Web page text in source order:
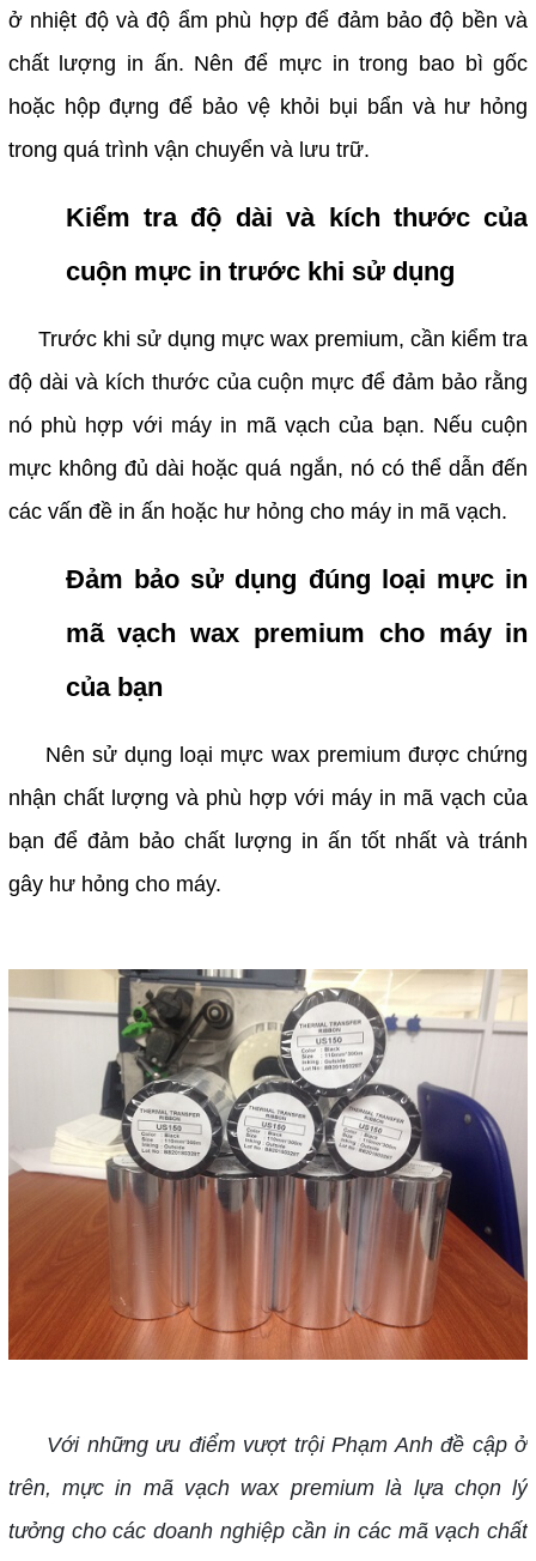
ở nhiệt độ và độ ẩm phù hợp để đảm bảo độ bền và
chất lượng in ấn. Nên để mực in trong bao bì gốc
hoặc hộp đựng để bảo vệ khỏi bụi bẩn và hư hỏng
trong quá trình vận chuyển và lưu trữ.
Kiểm tra độ dài và kích thước của
cuộn mực in trước khi sử dụng
Trước khi sử dụng mực wax premium, cần kiểm tra
độ dài và kích thước của cuộn mực để đảm bảo rằng
nó phù hợp với máy in mã vạch của bạn. Nếu cuộn
mực không đủ dài hoặc quá ngắn, nó có thể dẫn đến
các vấn đề in ấn hoặc hư hỏng cho máy in mã vạch.
Đảm bảo sử dụng đúng loại mực in
mã vạch wax premium cho máy in
của bạn
Nên sử dụng loại mực wax premium được chứng
nhận chất lượng và phù hợp với máy in mã vạch của
bạn để đảm bảo chất lượng in ấn tốt nhất và tránh
gây hư hỏng cho máy.
Với những ưu điểm vượt trội Phạm Anh đề cập ở
trên, mực in mã vạch wax premium là lựa chọn lý
tưởng cho các doanh nghiệp cần in các mã vạch chất